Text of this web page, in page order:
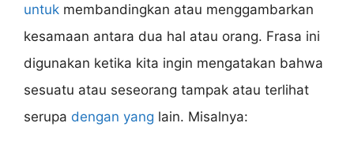
untuk membandingkan atau menggambarkan
kesamaan antara dua hal atau orang. Frasa ini
digunakan ketika kita ingin mengatakan bahwa
sesuatu atau seseorang tampak atau terlihat
serupa dengan yang lain. Misalnya: